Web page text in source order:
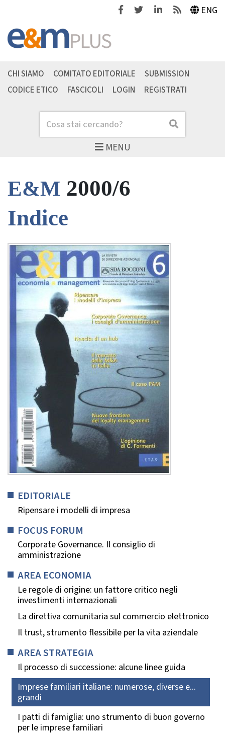
FacebookTwitterLinkedinFeeds ENG
MENU
Cerca Cerca
CHI SIAMO COMITATO EDITORIALE
SUBMISSION
CODICE ETICO
FASCICOLI LOGIN REGISTRATI
E&M 2000/6
Indice
EDITORIALE
Ripensare i modelli di impresa
FOCUS FORUM
Corporate Governance. Il consiglio di
amministrazione
AREA ECONOMIA
Le regole di origine: un fattore critico negli
investimenti internazionali
La direttiva comunitaria sul commercio elettronico
Il trust, strumento flessibile per la vita aziendale
AREA STRATEGIA
Il processo di successione: alcune linee guida
Imprese familiari italiane: numerose, diverse e...
grandi
I patti di famiglia: uno strumento di buon governo
per le imprese familiari